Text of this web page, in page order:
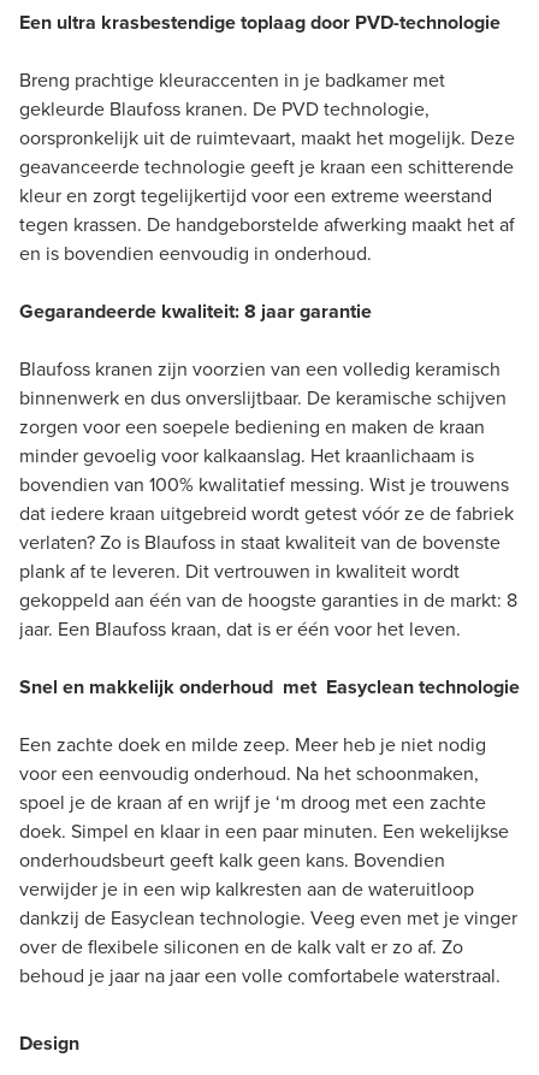
Een ultra krasbestendige toplaag door PVD-technologie
Breng prachtige kleuraccenten in je badkamer met
gekleurde Blaufoss kranen. De PVD technologie,
oorspronkelijk uit de ruimtevaart, maakt het mogelijk. Deze
geavanceerde technologie geeft je kraan een schitterende
kleur en zorgt tegelijkertijd voor een extreme weerstand
tegen krassen. De handgeborstelde afwerking maakt het af
en is bovendien eenvoudig in onderhoud.
Gegarandeerde kwaliteit: 8 jaar garantie
Blaufoss kranen zijn voorzien van een volledig keramisch
binnenwerk en dus onverslijtbaar. De keramische schijven
zorgen voor een soepele bediening en maken de kraan
minder gevoelig voor kalkaanslag. Het kraanlichaam is
bovendien van 100% kwalitatief messing. Wist je trouwens
dat iedere kraan uitgebreid wordt getest vóór ze de fabriek
verlaten? Zo is Blaufoss in staat kwaliteit van de bovenste
plank af te leveren. Dit vertrouwen in kwaliteit wordt
gekoppeld aan één van de hoogste garanties in de markt: 8
jaar. Een Blaufoss kraan, dat is er één voor het leven.
Snel en makkelijk onderhoud met Easyclean technologie
Een zachte doek en milde zeep. Meer heb je niet nodig
voor een eenvoudig onderhoud. Na het schoonmaken,
spoel je de kraan af en wrijf je ‘m droog met een zachte
doek. Simpel en klaar in een paar minuten. Een wekelijkse
onderhoudsbeurt geeft kalk geen kans. Bovendien
verwijder je in een wip kalkresten aan de wateruitloop
dankzij de Easyclean technologie. Veeg even met je vinger
over de flexibele siliconen en de kalk valt er zo af. Zo
behoud je jaar na jaar een volle comfortabele waterstraal.
Design